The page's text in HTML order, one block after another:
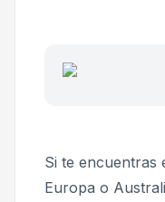
Si te encuentras
Europa o